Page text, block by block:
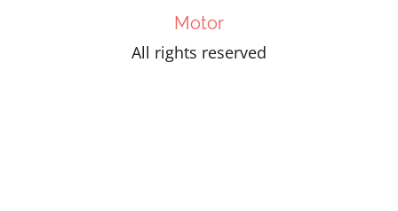
Motor
All rights reserved